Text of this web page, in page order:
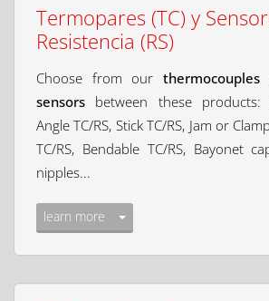
Termopares (TC) y
Resistencia (RS)
Choose from our
sensors between these products:
Angle TC/RS, Stick TC/RS, Jam or
TC/RS, Bendable TC/RS, Bayonet
nipples...
learn more